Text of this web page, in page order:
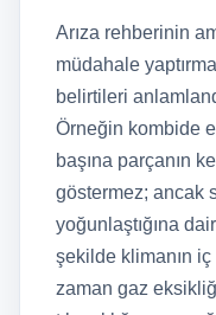
Arıza rehberinin
müdahale
belirtileri
Örneğin kombide
başına parçanın
göstermez; ancak
yoğunlaştığına
şekilde klimanın iç
zaman gaz